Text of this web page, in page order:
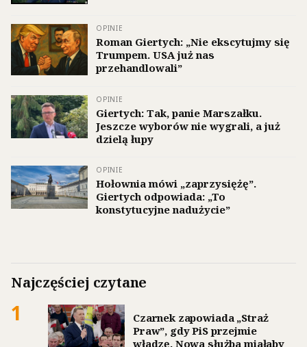
OPINIE
Roman Giertych: „Nie ekscytujmy się
Trumpem. USA już nas
przehandlowali”
OPINIE
Giertych: Tak, panie Marszałku.
Jeszcze wyborów nie wygrali, a już
dzielą łupy
OPINIE
Hołownia mówi „zaprzysiężę”.
Giertych odpowiada: „To
konstytucyjne nadużycie”
Najczęściej czytane
1
Czarnek zapowiada „Straż
Praw”, gdy PiS przejmie
władzę. Nowa służba miałaby